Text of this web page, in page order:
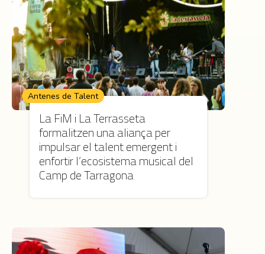
Antenes de Talent
La FiM i La Terrasseta
formalitzen una aliança per
impulsar el talent emergent i
enfortir l’ecosistema musical del
Camp de Tarragona